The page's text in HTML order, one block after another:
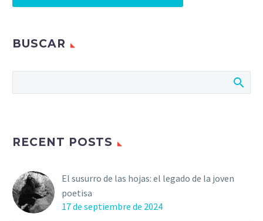
BUSCAR
RECENT POSTS
El susurro de las hojas: el legado de la joven
poetisa
17 de septiembre de 2024